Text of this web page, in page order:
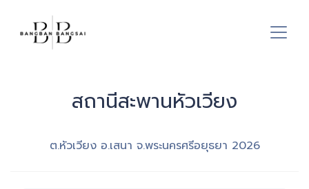
สถานีสะพานหัวเวียง
ต.หัวเวียง อ.เสนา จ.พระนครศรีอยุธยา 2026